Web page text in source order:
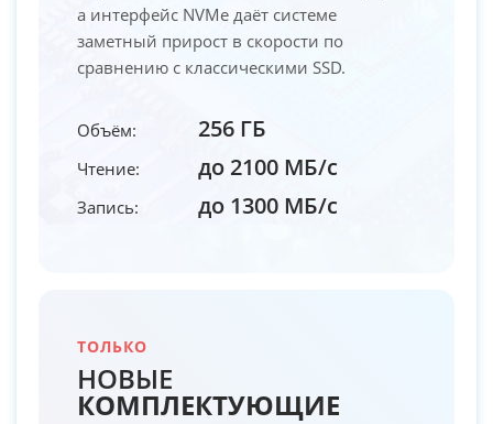
а интерфейс NVMe даёт системе
заметный прирост в скорости по
сравнению с классическими SSD.
Объём: 256 ГБ
Чтение: до 2100 МБ/с
Запись: до 1300 МБ/с
ТОЛЬКО
НОВЫЕ
КОМПЛЕКТУЮЩИЕ